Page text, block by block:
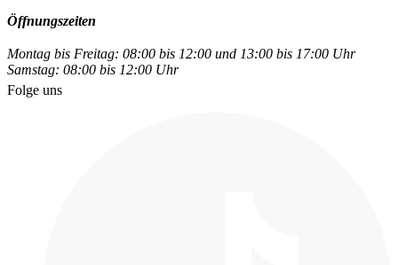
Öffnungszeiten
Montag bis Freitag: 08:00 bis 12:00 und 13:00 bis 17:00 Uhr
Samstag: 08:00 bis 12:00 Uhr
Folge uns